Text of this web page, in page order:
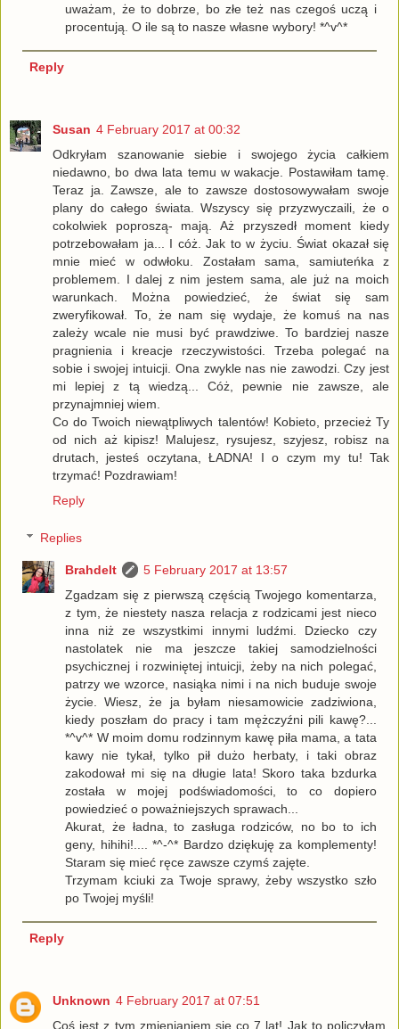
uważam, że to dobrze, bo złe też nas czegoś uczą i
procentują. O ile są to nasze własne wybory! *^v^*
Reply
Susan 4 February 2017 at 00:32
Odkryłam szanowanie siebie i swojego życia całkiem
niedawno, bo dwa lata temu w wakacje. Postawiłam tamę.
Teraz ja. Zawsze, ale to zawsze dostosowywałam swoje
plany do całego świata. Wszyscy się przyzwyczaili, że o
cokolwiek poproszą- mają. Aż przyszedł moment kiedy
potrzebowałam ja... I cóż. Jak to w życiu. Świat okazał się
mnie mieć w odwłoku. Zostałam sama, samiuteńka z
problemem. I dalej z nim jestem sama, ale już na moich
warunkach. Można powiedzieć, że świat się sam
zweryfikował. To, że nam się wydaje, że komuś na nas
zależy wcale nie musi być prawdziwe. To bardziej nasze
pragnienia i kreacje rzeczywistości. Trzeba polegać na
sobie i swojej intuicji. Ona zwykle nas nie zawodzi. Czy jest
mi lepiej z tą wiedzą... Cóż, pewnie nie zawsze, ale
przynajmniej wiem.
Co do Twoich niewątpliwych talentów! Kobieto, przecież Ty
od nich aż kipisz! Malujesz, rysujesz, szyjesz, robisz na
drutach, jesteś oczytana, ŁADNA! I o czym my tu! Tak
trzymać! Pozdrawiam!
Reply
Replies
Brahdelt
5 February 2017 at 13:57
Zgadzam się z pierwszą częścią Twojego komentarza,
z tym, że niestety nasza relacja z rodzicami jest nieco
inna niż ze wszystkimi innymi ludźmi. Dziecko czy
nastolatek nie ma jeszcze takiej samodzielności
psychicznej i rozwiniętej intuicji, żeby na nich polegać,
patrzy we wzorce, nasiąka nimi i na nich buduje swoje
życie. Wiesz, że ja byłam niesamowicie zadziwiona,
kiedy poszłam do pracy i tam mężczyźni pili kawę?...
*^v^* W moim domu rodzinnym kawę piła mama, a tata
kawy nie tykał, tylko pił dużo herbaty, i taki obraz
zakodował mi się na długie lata! Skoro taka bzdurka
została w mojej podświadomości, to co dopiero
powiedzieć o poważniejszych sprawach...
Akurat, że ładna, to zasługa rodziców, no bo to ich
geny, hihihi!.... *^-^* Bardzo dziękuję za komplementy!
Staram się mieć ręce zawsze czymś zajęte.
Trzymam kciuki za Twoje sprawy, żeby wszystko szło
po Twojej myśli!
Reply
Unknown 4 February 2017 at 07:51
Coś jest z tym zmienianiem się co 7 lat! Jak to policzyłam,